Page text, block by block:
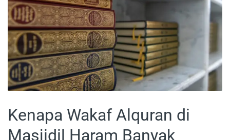
Kenapa Wakaf Alquran di
Masjidil Haram Banyak